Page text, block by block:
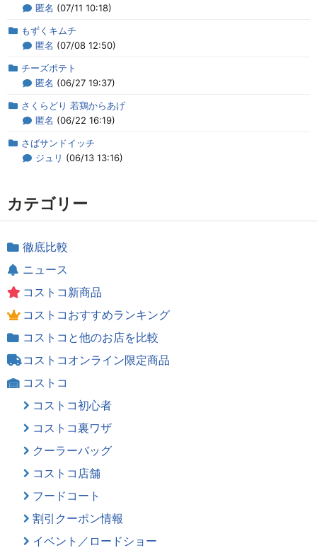
匿名 (07/11 10:18)
もずくキムチ
匿名 (07/08 12:50)
チーズポテト
匿名 (06/27 19:37)
さくらどり 若鶏からあげ
匿名 (06/22 16:19)
さばサンドイッチ
ジュリ (06/13 13:16)
カテゴリー
徹底比較
ニュース
コストコ新商品
コストコおすすめランキング
コストコと他のお店を比較
コストコオンライン限定商品
コストコ
コストコ初心者
コストコ裏ワザ
クーラーバッグ
コストコ店舗
フードコート
割引クーポン情報
イベント／ロードショー